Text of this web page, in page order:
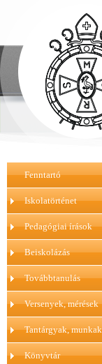
Fenntartó
Iskolatörténet
Pedagógiai írások
Beiskolázás
Továbbtanulás
Versenyek, mérések
Tantárgyak,
Könyvtár